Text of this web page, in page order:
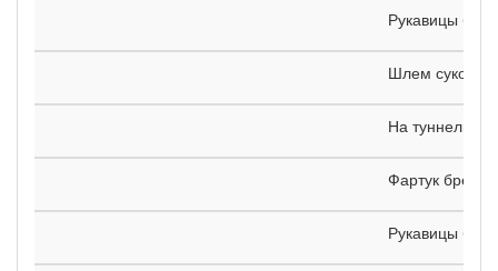
Рукавицы
Шлем
На
Фартук
Рукавицы